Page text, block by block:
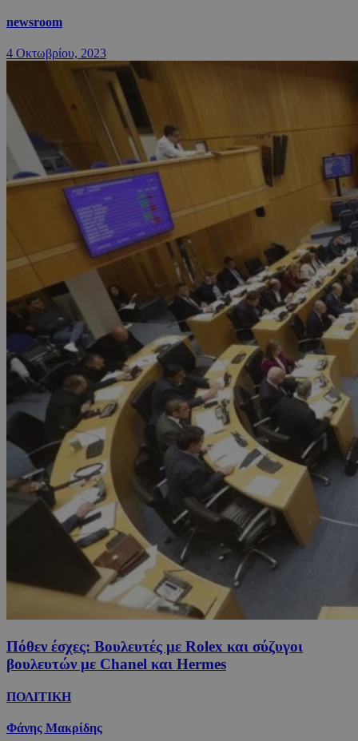
newsroom
4 Οκτωβρίου, 2023
Πόθεν έσχες: Βουλευτές με Rolex και σύζυγοι
βουλευτών με Chanel και Hermes
ΠΟΛΙΤΙΚΗ
Φάνης Μακρίδης